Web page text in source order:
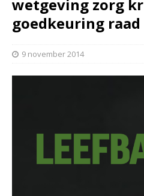
wetgeving zorg
goedkeuring
9 november 2014